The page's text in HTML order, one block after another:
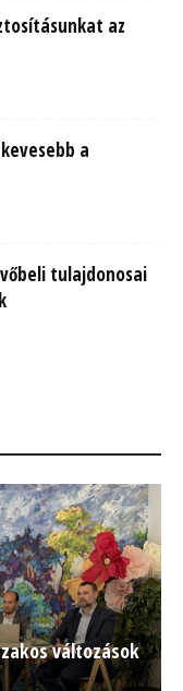
az
a
tulajdonosai
változások